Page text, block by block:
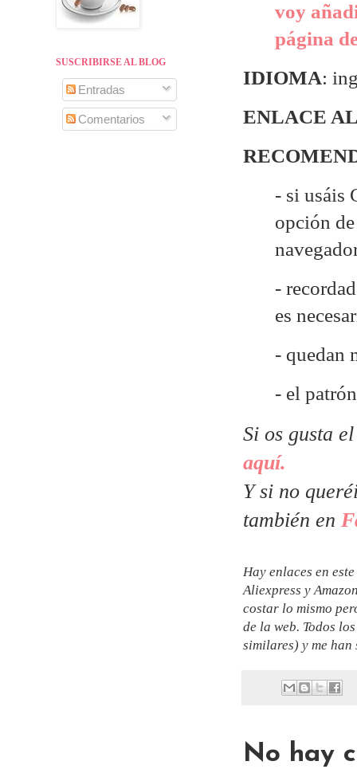
voy
página
IDIOMA:
ENLACE
- si usáis
opción
-
es
- quedan
- el
Si os gusta
aquí.
Y si no
también en
Hay enlaces en
Aliexpress y
costar lo mismo
de la web. Todos
similares) y me
No hay
SUSCRIBIRSE AL BLOG
Entradas
Comentarios